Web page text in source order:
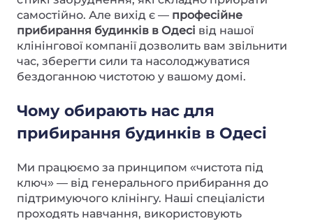
самостійно. Але вихід є — професійне
прибирання будинків в Одесі від нашої
клінінгової компанії дозволить вам звільнити
час, зберегти сили та насолоджуватися
бездоганною чистотою у вашому домі.
Чому обирають нас для
прибирання будинків в Одесі
Ми працюємо за принципом «чистота під
ключ» — від генерального прибирання до
підтримуючого клінінгу. Наші спеціалісти
проходять навчання, використовують